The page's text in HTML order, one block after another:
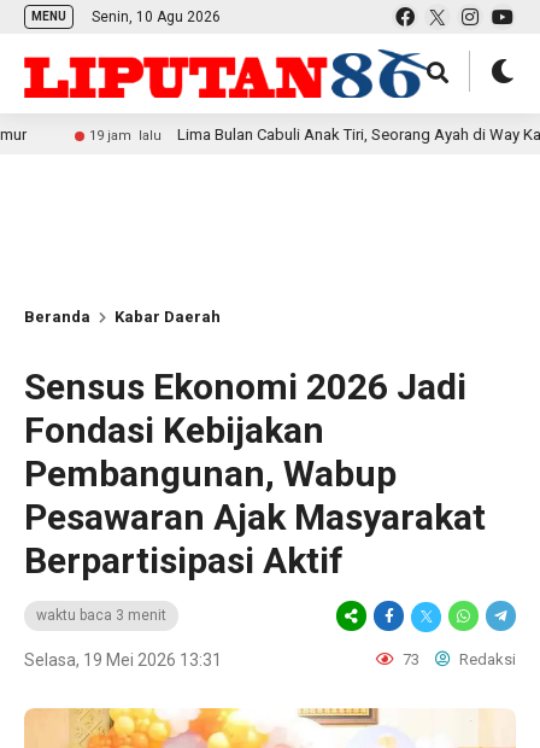
MENU Senin, 10 Agu 2026
jam lalu Lima Bulan Cabuli Anak Tiri, Seorang Ayah di Way Kanan
Beranda Kabar Daerah
Sensus Ekonomi 2026 Jadi
Fondasi Kebijakan
Pembangunan, Wabup
Pesawaran Ajak Masyarakat
Berpartisipasi Aktif
waktu baca 3 menit
Selasa, 19 Mei 2026 13:31 73 Redaksi